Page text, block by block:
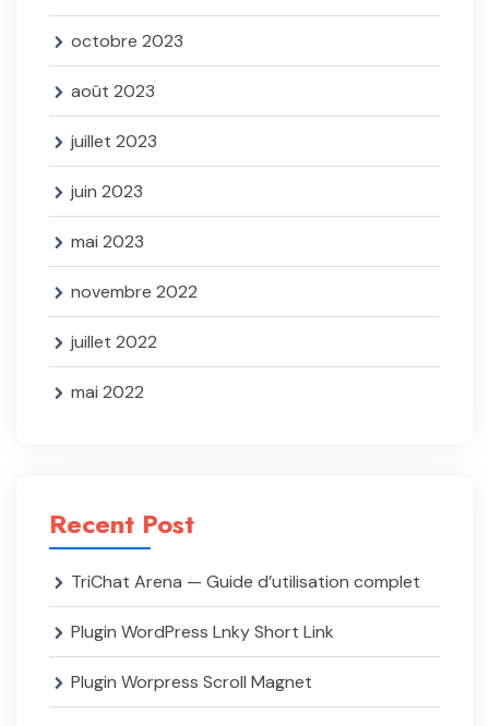
octobre 2023
août 2023
juillet 2023
juin 2023
mai 2023
novembre 2022
juillet 2022
mai 2022
Recent Post
TriChat Arena — Guide d’utilisation complet
Plugin WordPress Lnky Short Link
Plugin Worpress Scroll Magnet